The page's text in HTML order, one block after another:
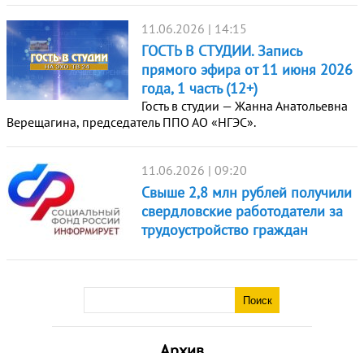
11.06.2026 | 14:15
ГОСТЬ В СТУДИИ. Запись
прямого эфира от 11 июня 2026
года, 1 часть (12+)
Гость в студии — Жанна Анатольевна
Верещагина, председатель ППО АО «НГЭС».
11.06.2026 | 09:20
Свыше 2,8 млн рублей получили
свердловские работодатели за
трудоустройство граждан